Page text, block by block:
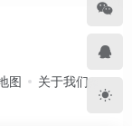
图 关于我们